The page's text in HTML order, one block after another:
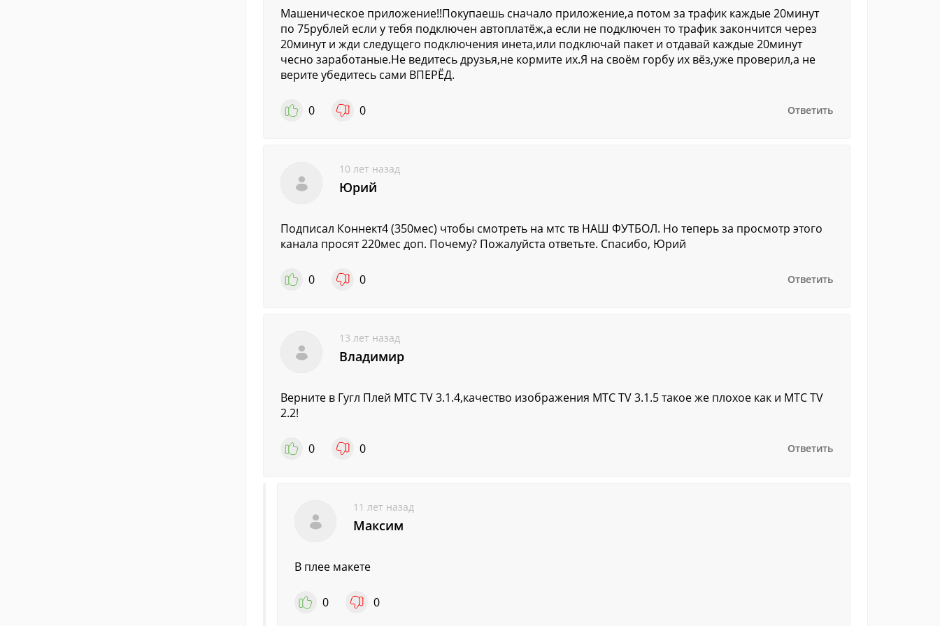
Машеническое приложение!!Покупаешь сначало приложение,а потом за трафик каждые 20минут
по 75рублей если у тебя подключен автоплатёж,а если не подключен то трафик закончится через
20минут и жди следущего подключения инета,или подключай пакет и отдавай каждые 20минут
чесно заработаные.Не ведитесь друзья,не кормите их.Я на своём горбу их вёз,уже проверил,а не
верите убедитесь сами ВПЕРЁД.
0 0 Ответить
10 лет назад
Юрий
Подписал Коннект4 (350мес) чтобы смотреть на мтс тв НАШ ФУТБОЛ. Но теперь за просмотр этого
канала просят 220мес доп. Почему? Пожалуйста ответьте. Спасибо, Юрий
0 0 Ответить
13 лет назад
Владимир
Верните в Гугл Плей MTC TV 3.1.4,качество изображения MTC TV 3.1.5 такое же плохое как и MTC TV
2.2!
0 0 Ответить
11 лет назад
Максим
В плее макете
0 0